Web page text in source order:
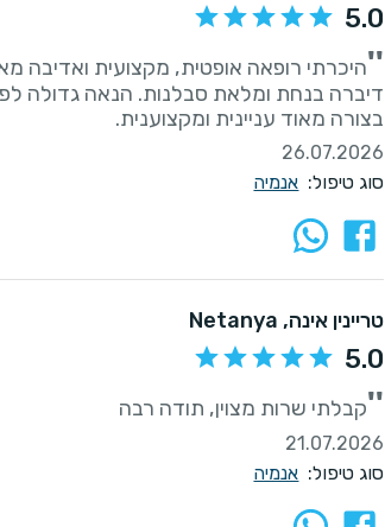
5.0
''
דיברה בנחת ומלאת סבלנות. הנאה גדולה
בצורה מאוד עניינית ומקצוענית.
26.07.2026
סוג טיפול: אנמיה
טריינין אינה, Netanya
5.0
''קבלתי שרות מצוין, תודה רבה
21.07.2026
סוג טיפול: אנמיה